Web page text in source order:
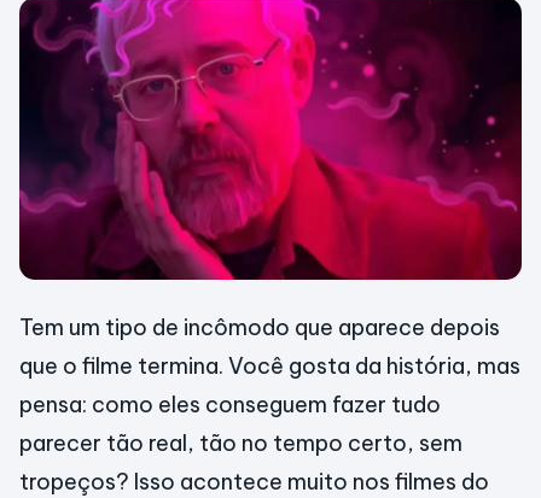
Tem um tipo de incômodo que aparece depois
que o filme termina. Você gosta da história, mas
pensa: como eles conseguem fazer tudo
parecer tão real, tão no tempo certo, sem
tropeços? Isso acontece muito nos filmes do